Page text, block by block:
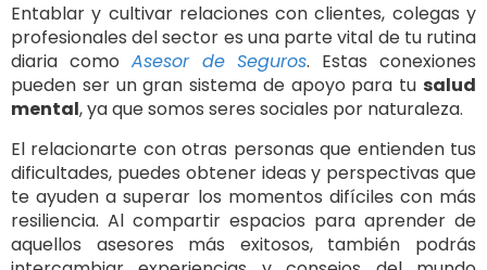
Entablar y cultivar relaciones con clientes, colegas y
profesionales del sector es una parte vital de tu rutina
diaria como Asesor de Seguros. Estas conexiones
pueden ser un gran sistema de apoyo para tu salud
mental, ya que somos seres sociales por naturaleza.
El relacionarte con otras personas que entienden tus
dificultades, puedes obtener ideas y perspectivas que
te ayuden a superar los momentos difíciles con más
resiliencia. Al compartir espacios para aprender de
aquellos asesores más exitosos, también podrás